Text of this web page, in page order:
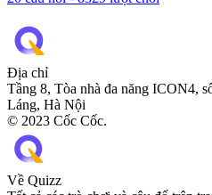
Địa chỉ
Tầng 8, Tòa nhà đa năng ICON4,
Láng, Hà Nội
© 2023 Cốc Cốc.
Về Quizz